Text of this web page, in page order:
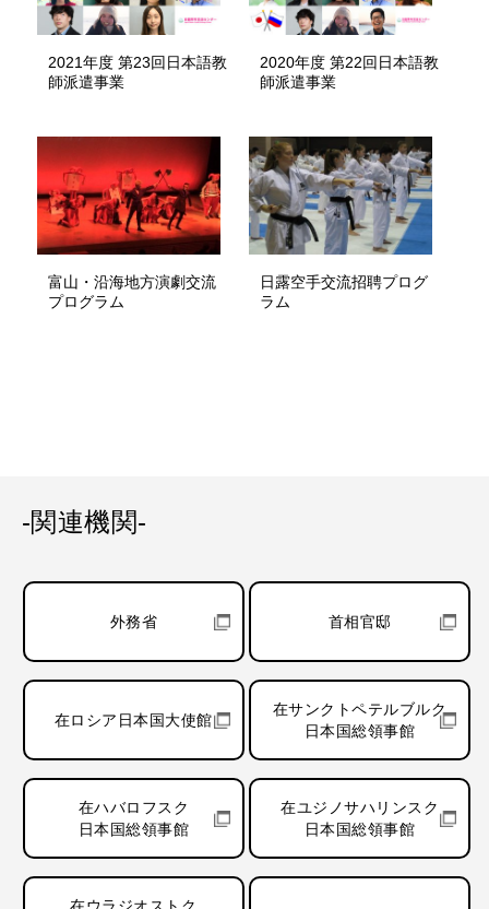
2021年度 第23回日本語教
師派遣事業
2020年度 第22回日本語教
師派遣事業
富山・沿海地方演劇交流
プログラム
日露空手交流招聘プログ
ラム
-関連機関-
外務省 首相官邸
在ロシア日本国大使館
在サンクトペテルブルク
日本国総領事館
在ハバロフスク
日本国総領事館
在ユジノサハリンスク
日本国総領事館